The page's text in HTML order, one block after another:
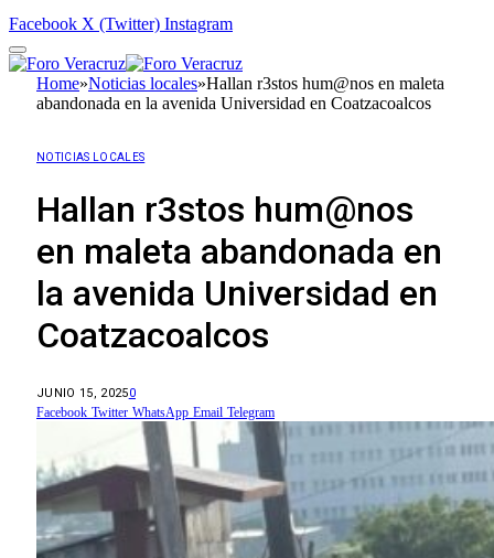
Facebook X (Twitter) Instagram
Home»Noticias locales»Hallan r3stos hum@nos en maleta
abandonada en la avenida Universidad en Coatzacoalcos
NOTICIAS LOCALES
Hallan r3stos hum@nos
en maleta abandonada en
la avenida Universidad en
Coatzacoalcos
JUNIO 15, 20250
Facebook Twitter WhatsApp Email Telegram